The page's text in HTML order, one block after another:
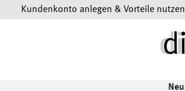
Kundenkonto anlegen & Vorteile